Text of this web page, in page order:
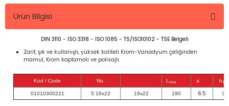
Ürün Bilgisi
DIN 3110 - ISO 3318 - ISO 1085 - TS/ISO10102 - TSE Belgeli
Zarif, şık ve kullanışlı, yüksek kaliteli Krom-Vanadyum çeliğinden
mamul, Krom kaplamalı ve polisajlı.
Kod / Code No. L mm a b1
01010300221 5 19x22 19x22 190 6.5